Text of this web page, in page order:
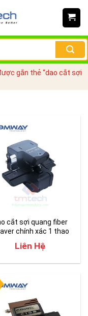
gắn thẻ “dao cắt sợi
cắt sợi quang fiber
chính xác 1 thao
Liên Hệ